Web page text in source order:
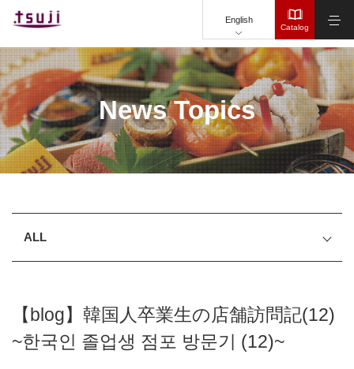
English
Catalog
News Topics
ALL
【blog】韓国人卒業生の店舗訪問記(12)
~한국인 졸업생 점포 방문기 (12)~